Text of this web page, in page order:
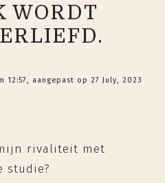
WORDT
12:57, aangepast op 27 July, 2023
rivaliteit met
studie?